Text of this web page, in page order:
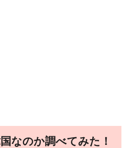
なのか調べてみた！